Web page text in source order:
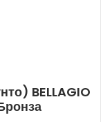
BELLAGIO